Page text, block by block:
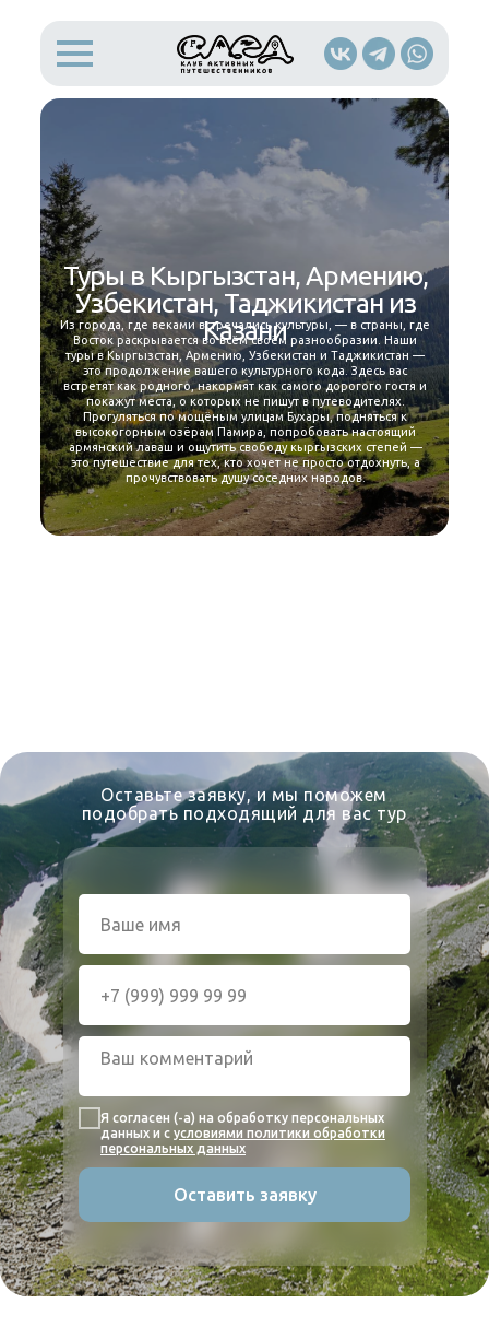
Туры в Кыргызстан, Армению,
Узбекистан, Таджикистан из
Казани
Из города, где веками встречались культуры, — в страны, где
Восток раскрывается во всём своём разнообразии. Наши
туры в Кыргызстан, Армению, Узбекистан и Таджикистан —
это продолжение вашего культурного кода. Здесь вас
встретят как родного, накормят как самого дорогого гостя и
покажут места, о которых не пишут в путеводителях.
Прогуляться по мощёным улицам Бухары, подняться к
высокогорным озёрам Памира, попробовать настоящий
армянский лаваш и ощутить свободу кыргызских степей —
это путешествие для тех, кто хочет не просто отдохнуть, а
прочувствовать душу соседних народов.
Оставьте заявку, и мы поможем
подобрать подходящий для вас тур
Я согласен (-а) на обработку персональных
данных и с условиями политики обработки
персональных данных
Оставить заявку